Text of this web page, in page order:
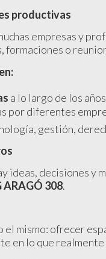
productivas
empresas y
o
a lo largo de los
por diferentes
gestión,
ideas, decisiones y
308.
mismo: ofrecer
en lo que